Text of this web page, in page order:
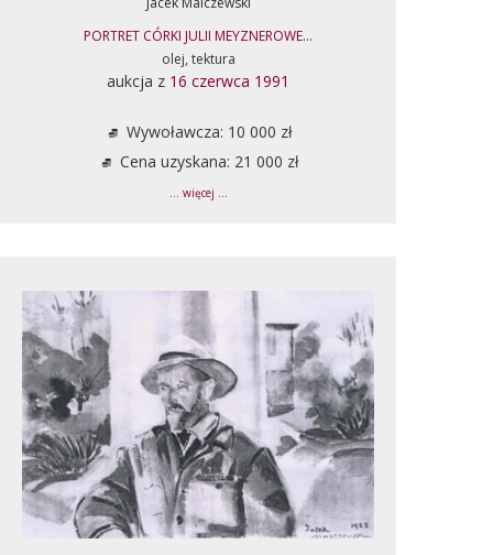
PORTRET CÓRKI JULII MEYZNEROWE...
olej, tektura
aukcja z 16 czerwca 1991
Wywoławcza: 10 000 zł
Cena uzyskana: 21 000 zł
... więcej ...